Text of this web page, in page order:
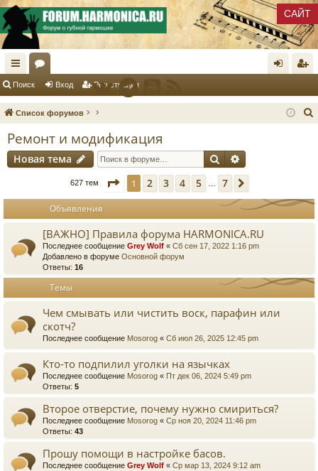
САЙТ
с
ы ум д ис
Поиск Вход Регистрация
Список форумов
Ремонт и модификация
Новая тема ПоискРасширенный
627 тем Страница из 7
1 2 3 4 5 7
Объявления
[ВАЖНО] Правила форума HARMONICA.RU
Последнее сообщение Grey Wolf « Сб сен 17, 2022 1:16 pm
Добавлено в форуме Основной форум
Ответы: 16
Темы
Чем смывать или чистить воск, парафин или
скотч?
Последнее сообщение Mosorog « Сб июл 26, 2025 12:45 pm
Кто-то подпилил уголки на язычках
Последнее сообщение Mosorog « Пт дек 06, 2024 5:49 pm
Ответы: 5
Второе отверстие, почему нужно смириться?
Последнее сообщение Mosorog « Ср ноя 20, 2024 11:46 pm
Ответы: 43
Прошу помощи в настройке басов.
Последнее сообщение Grey Wolf « Ср мар 13, 2024 9:12 am